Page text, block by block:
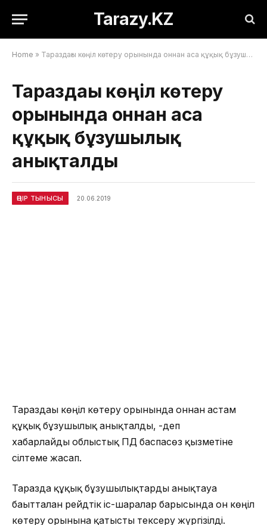
Tarazy.KZ
Home » Тараздағы көңіл көтеру орынында оннан аса құқық бұзушылық анықталды
Тараздағы көңіл көтеру
орынында оннан аса
құқық бұзушылық
анықталды
ӨҢІР ТЫНЫСЫ 20.06.2019
Тараздағы көңіл көтеру орынында оннан астам
құқық бұзушылық анықталды, -деп
хабарлайды облыстық ПД баспасөз қызметіне
сілтеме жасап.
Таразда құқық бұзушылықтарды анықтауға
бағытталған рейдтік іс-шаралар барысында он көңіл
көтеру орынына қатысты тексеру жүргізілді.